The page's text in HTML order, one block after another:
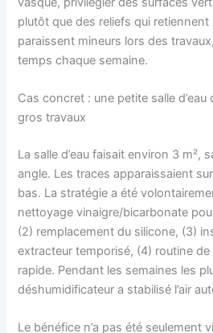
plutôt que des reliefs qui
paraissent mineurs lors des
temps chaque semaine.
Cas concret : une petite salle
gros travaux
La salle d’eau faisait environ 3 m²,
angle. Les traces apparaissaient
bas. La stratégie a été
nettoyage vinaigre/bicarbonate
(2) remplacement du silicone, (3)
extracteur temporisé, (4) routine
rapide. Pendant les semaines les
déshumidificateur a stabilisé l’air
Le bénéfice n’a pas été seulement